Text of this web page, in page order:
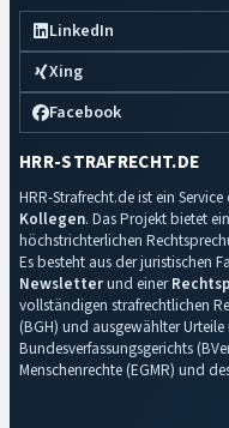
LinkedIn
Xing
Facebook
HRR-STRAFRECHT.DE
HRR-Strafrecht.de ist ein
Kollegen. Das Projekt bietet
höchstrichterlichen
Es besteht aus der juristischen
Newsletterund einer
vollständigen strafrechtlichen
(BGH) und ausgewählter Urteile
Bundesverfassungsgerichts
Menschenrechte (EGMR) und